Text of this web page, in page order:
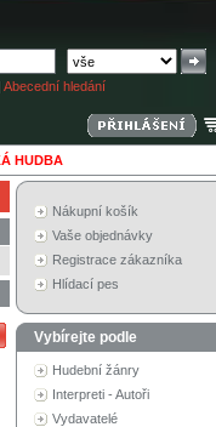
Abecední hledání
HUDBA
Nákupní košík
Vaše objednávky
Registrace zákazníka
Hlídací pes
Vybírejte podle
Hudební žánry
Interpreti - Autoři
Vydavatelé